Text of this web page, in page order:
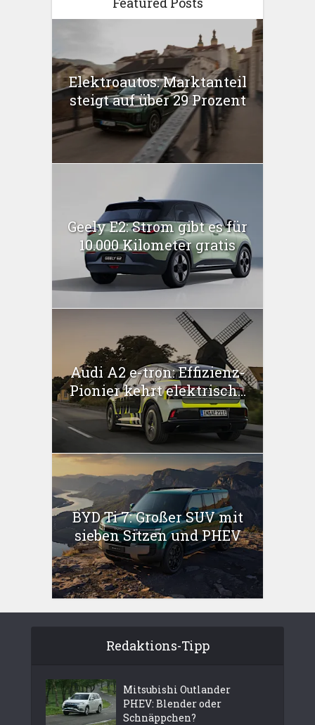
Elektroautos: Marktanteil
steigt auf über 29 Prozent
Geely E2: Strom gibt es für
10.000 Kilometer gratis
Audi A2 e-tron: Effizienz-
Pionier kehrt elektrisch...
BYD Ti 7: Großer SUV mit
sieben Sitzen und PHEV
Redaktions-Tipp
Mitsubishi Outlander
PHEV: Blender oder
Schnäppchen?